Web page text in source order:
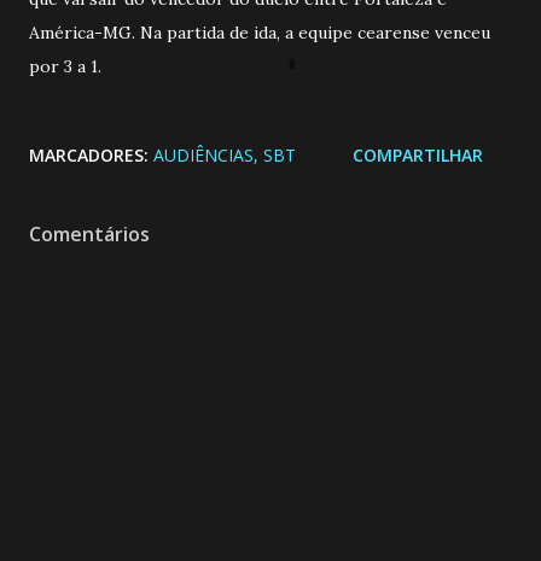
América-MG. Na partida de ida, a equipe cearense venceu
por 3 a 1.
MARCADORES: AUDIÊNCIAS SBT COMPARTILHAR
Comentários